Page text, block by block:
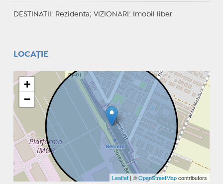
DESTINATII : Rezidenta; VIZIONARI : Imobil liber
LOCAȚIE
+
−
Leaflet| ©OpenStreetMapcontributors